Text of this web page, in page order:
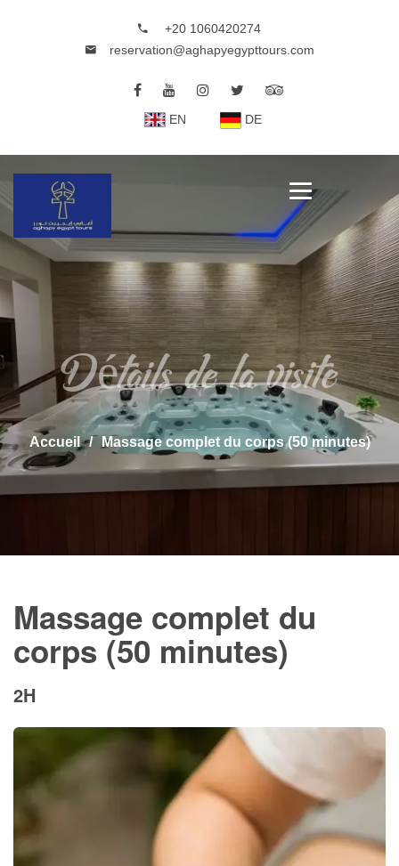
+20 1060420274
reservation@aghapyegypttours.com
EN DE
Détails de la visite
Accueil Massage complet du corps (50 minutes)
Massage complet du
corps (50 minutes)
2H